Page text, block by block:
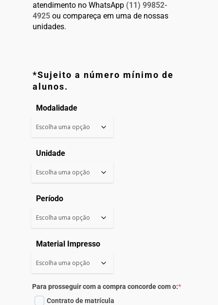
atendimento no WhatsApp (11) 99852-
4925ou compareça em uma de nossas
unidades.
*Sujeito a número mínimo de
alunos.
Modalidade
Unidade
Período
Material Impresso
Para prosseguir com a compra concorde com o:*
Contrato de matrícula